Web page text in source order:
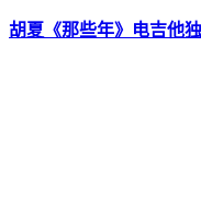
胡夏《那些年》电吉他